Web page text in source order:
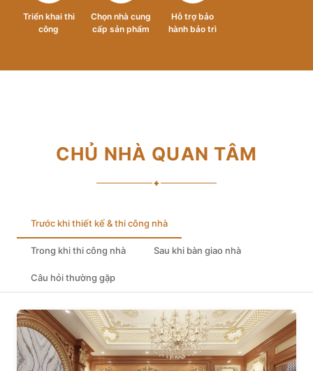
Triển khai thi
công
Chọn nhà cung
cấp sản phẩm
Hỗ trợ bảo
hành bảo trì
CHỦ NHÀ QUAN TÂM
✦
Trước khi thiết kế & thi công nhà
Trong khi thi công nhà Sau khi bàn giao nhà
Câu hỏi thường gặp